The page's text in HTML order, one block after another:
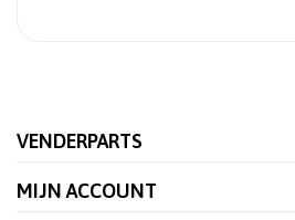
VENDERPARTS
MIJN ACCOUNT